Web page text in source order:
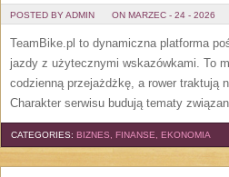
POSTED BY ADMIN ON MARZEC - 24 - 2026
TeamBike.pl to dynamiczna platforma
jazdy z użytecznymi wskazówkami. To
codzienną przejażdżkę, a rower traktują
Charakter serwisu budują tematy
CATEGORIES: BIZNES, FINANSE, EKONOMIA